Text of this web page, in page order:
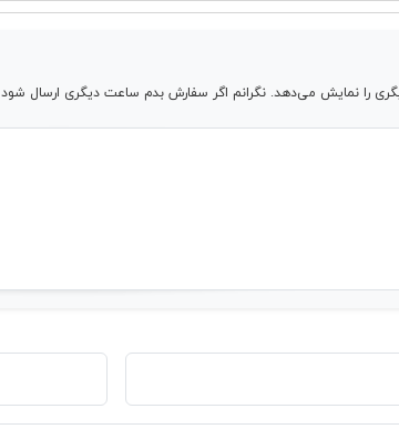
را نمایش می‌دهد. نگرانم اگر سفارش بدم ساعت دیگری ارسال شود